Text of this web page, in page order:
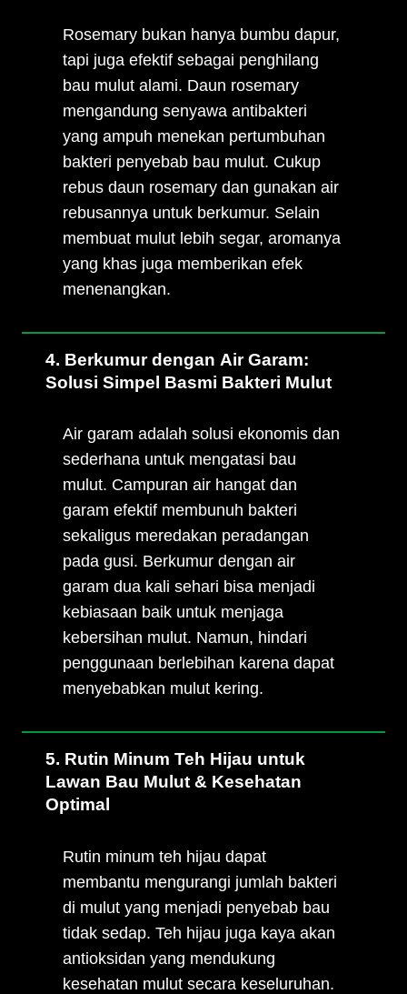
Rosemary bukan hanya bumbu dapur,
tapi juga efektif sebagai penghilang
bau mulut alami. Daun rosemary
mengandung senyawa antibakteri
yang ampuh menekan pertumbuhan
bakteri penyebab bau mulut. Cukup
rebus daun rosemary dan gunakan air
rebusannya untuk berkumur. Selain
membuat mulut lebih segar, aromanya
yang khas juga memberikan efek
menenangkan.
4. Berkumur dengan Air Garam:
Solusi Simpel Basmi Bakteri Mulut
Air garam adalah solusi ekonomis dan
sederhana untuk mengatasi bau
mulut. Campuran air hangat dan
garam efektif membunuh bakteri
sekaligus meredakan peradangan
pada gusi. Berkumur dengan air
garam dua kali sehari bisa menjadi
kebiasaan baik untuk menjaga
kebersihan mulut. Namun, hindari
penggunaan berlebihan karena dapat
menyebabkan mulut kering.
5. Rutin Minum Teh Hijau untuk
Lawan Bau Mulut & Kesehatan
Optimal
Rutin minum teh hijau dapat
membantu mengurangi jumlah bakteri
di mulut yang menjadi penyebab bau
tidak sedap. Teh hijau juga kaya akan
antioksidan yang mendukung
kesehatan mulut secara keseluruhan.